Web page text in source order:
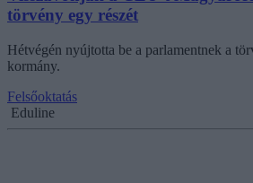
törvény egy részét
Hétvégén nyújtotta be a parlamentnek a
kormány.
Felsőoktatás
Eduline